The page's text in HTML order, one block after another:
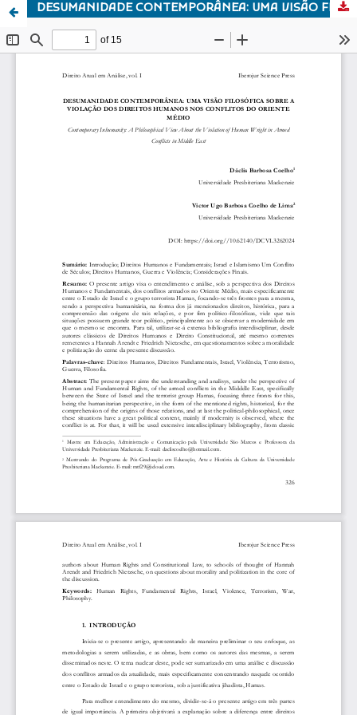
DESUMANIDADE CONTEMPORÂNEA: UMA VISÃO FILOSÓFICA SOBRE A VIOLAÇÃO DOS DIREITOS HUMANOS NOS CONFLITOS DO ORIENTE MÉDIO